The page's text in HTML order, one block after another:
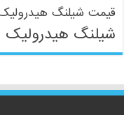
قیمت شیلنگ
شیلنگ هیدرولیک